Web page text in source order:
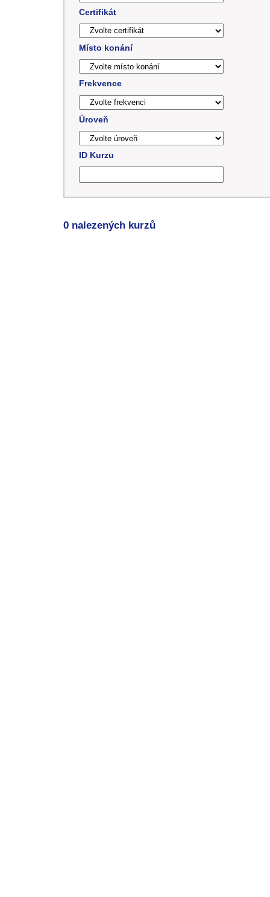
Certifikát
Místo konání
Frekvence
Úroveň
ID Kurzu
0 nalezených kurzů